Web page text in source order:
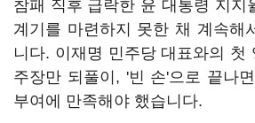
참패 직후 급락한 윤 대통령 지지
계기를 마련하지 못한 채 계속해
니다. 이재명 민주당 대표와의 첫
주장만 되풀이, '빈 손'으로 끝나
부여에 만족해야 했습니다.